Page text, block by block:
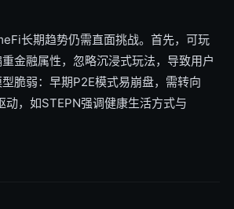
长期趋势仍需直面挑战。首先，可玩
金融属性，忽略沉浸式玩法，导致用户
脆弱：早期P2E模式易崩盘，需转向
动，如STEPN强调健康生活方式与